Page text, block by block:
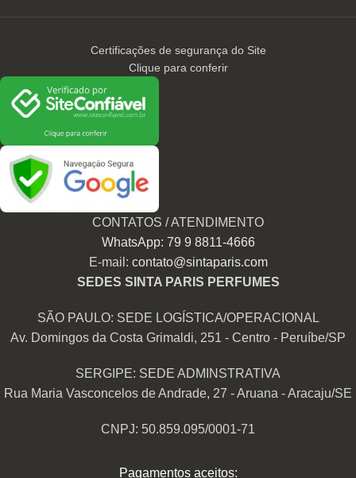
Certificações de segurança do Site
Clique para conferir
CONTATOS / ATENDIMENTO
WhatsApp: 79 9 8811-4666
E-mail: contato@sintaparis.com
SEDES SINTA PARIS PERFUMES
SÃO PAULO: SEDE LOGÍSTICA/OPERACIONAL
Av. Domingos da Costa Grimaldi, 251 - Centro - Peruíbe/SP
SERGIPE: SEDE ADMINSTRATIVA
Rua Maria Vasconcelos de Andrade, 27 - Aruana - Aracaju/SE
CNPJ: 50.859.095/0001-71
Pagamentos aceitos: